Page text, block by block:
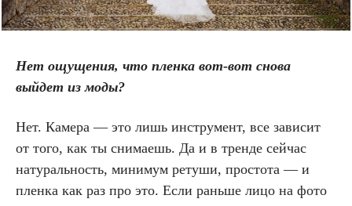
Нет ощущения, что пленка вот-вот снова
выйдет из моды?
Нет. Камера — это лишь инструмент, все зависит
от того, как ты снимаешь. Да и в тренде сейчас
натуральность, минимум ретуши, простота — и
пленка как раз про это. Если раньше лицо на фото